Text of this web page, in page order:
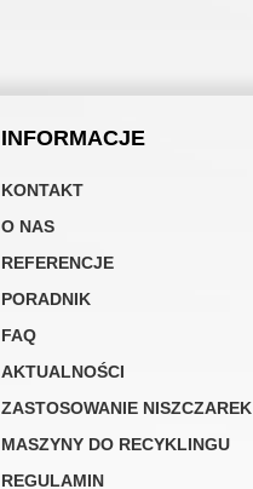
INFORMACJE
KONTAKT
O NAS
REFERENCJE
PORADNIK
FAQ
AKTUALNOŚCI
ZASTOSOWANIE NISZCZAREK
MASZYNY DO RECYKLINGU
REGULAMIN